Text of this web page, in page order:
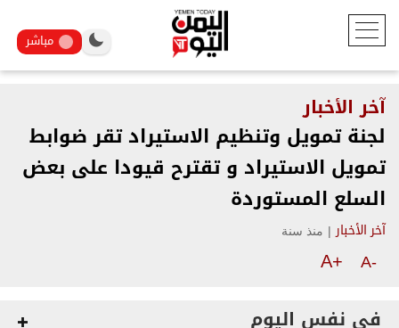
مباشر
آخر الأخبار
لجنة تمويل وتنظيم الاستيراد تقر ضوابط
تمويل الاستيراد و تقترح قيودا على بعض
السلع المستوردة
آخر الأخبار | منذ سنة
A-
A+
في نفس اليوم